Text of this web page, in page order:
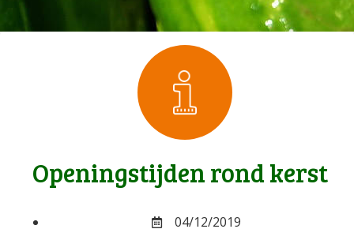
Openingstijden rond kerst
04/12/2019